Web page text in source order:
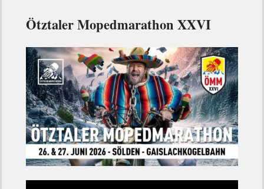
Ötztaler Mopedmarathon XXVI